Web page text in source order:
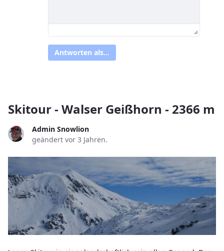
Antworten als...
Skitour - Walser Geißhorn - 2366 m
Admin Snowlion
geändert vor 3 Jahren.